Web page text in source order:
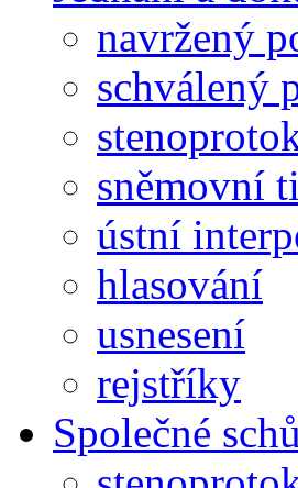
navržený
schválený
sněmovní
ústní
hlasování
usnesení
rejstříky
Společné